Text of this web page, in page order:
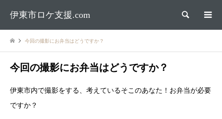
伊東市ロケ支援.com 検索
今回の撮影にお弁当はどうですか？
今回の撮影にお弁当はどうですか？
伊東市内で撮影をする、考えているそこのあなた！お弁当が必要
ですか？